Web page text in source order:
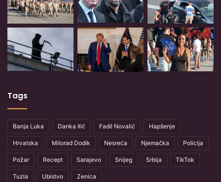
Tags
Banja Luka Danka Ilić Fadil Novalić Hapšenje
Hrvatska Milorad Dodik Nesreća Njemačka Policija
Požar Recept Sarajevo Snijeg Srbija TikTok
Tuzla Ubistvo Zenica